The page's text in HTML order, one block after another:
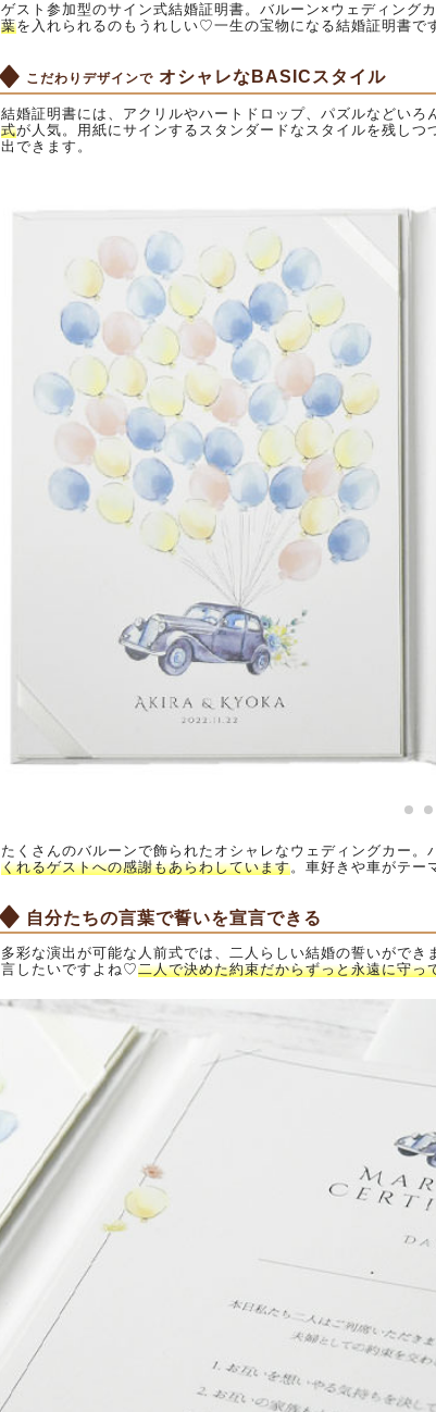
ゲスト参加型のサイン式結婚証明書。バルーン×ウェディング
葉を入れられるのもうれしい♡一生の宝物になる結婚証明書で
こだわりデザインでオシャレなBASICスタイル
結婚証明書には、アクリルやハートドロップ、パズルなどいろ
式が人気。用紙にサインするスタンダードなスタイルを残し
出できます。
たくさんのバルーンで飾られたオシャレなウェディングカー。
くれるゲストへの感謝もあらわしています。車好きや車がテー
自分たちの言葉で誓いを宣言できる
多彩な演出が可能な人前式では、二人らしい結婚の誓いがで
言したいですよね♡二人で決めた約束だからずっと永遠に守っ